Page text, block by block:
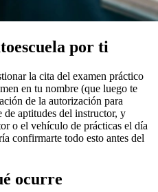
por ti
la cita del examen práctico
en tu nombre (que luego te
de la autorización para
aptitudes del instructor, y
o el vehículo de prácticas el día
confirmarte todo esto antes del
ocurre